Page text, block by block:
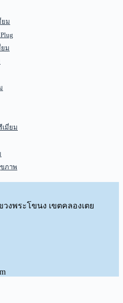
ยม
ยม
เมี่ยม
ภาพ
งพระโขนง เขตคลองเตย